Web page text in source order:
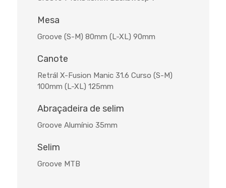
Mesa
Groove (S-M) 80mm (L-XL) 90mm
Canote
Retrál X-Fusion Manic 31.6 Curso (S-M)
100mm (L-XL) 125mm
Abraçadeira de selim
Groove Alumínio 35mm
Selim
Groove MTB